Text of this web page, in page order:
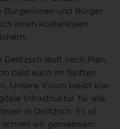
Bürgerinnen und Bürger
einen kostenlosen
Delitzsch läuft nach Plan,
bald auch im fünften
Unsere Vision bleibt klar:
Infrastruktur für alle
in Delitzsch. Es ist
wir gemeinsam